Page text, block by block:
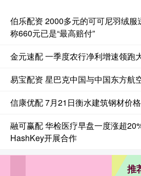
伯乐配资 2000多元的可可尼羽绒服
称660元已是“最高赔付”
金元速配 一季度农行净利增速领跑
易宝配资 星巴克中国与中国东方航
信康优配 7月21日衡水建筑钢材价
融可赢配 华检医疗早盘一度涨超
HashKey开展合作
推